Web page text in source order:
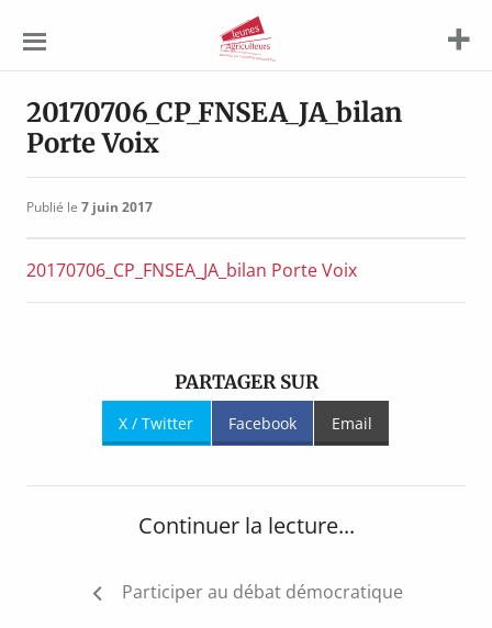
Agriculteurs
20170706_CP_FNSEA_JA_bilan
Porte Voix
Publié le 7 juin 2017
20170706_CP_FNSEA_JA_bilan Porte Voix
PARTAGER SUR
X / Twitter Facebook Email
Continuer la lecture...
NavigationParticiper au débat démocratique